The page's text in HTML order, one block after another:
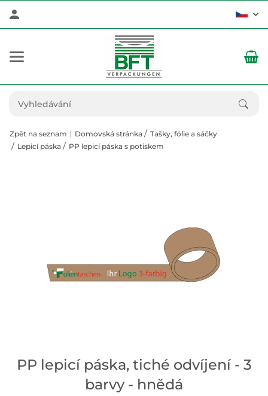
Zpět na seznam Domovská stránka
Tašky, fólie a sáčky
Lepicí páska
PP lepicí páska s potiskem
PP lepicí páska, tiché odvíjení - 3
barvy - hnědá